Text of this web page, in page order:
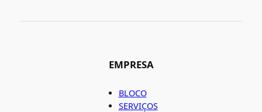
EMPRESA
BLOCO
SERVIÇOS